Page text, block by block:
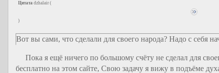
Цитата dzhalair (
)
Вот вы сами, что сделали для своего народа? Надо с себя
Пока я ещё ничего по большому счёту не сделал для
бесплатно на этом сайте, Свою задачу я вижу в подъёме